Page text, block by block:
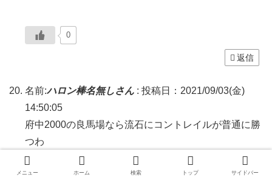
0
返信
名前:ハロン棒名無しさん : 投稿日：2021/09/03(金)
14:50:05
府中2000の良馬場なら流石にコントレイルが普通に勝
つわ
雨降ったら終わり
メニュー ホーム 検索 トップ サイドバー